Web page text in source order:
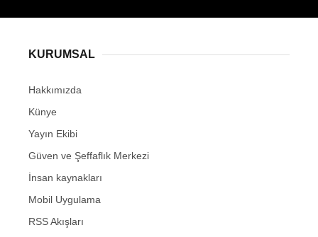
KURUMSAL
Hakkımızda
Künye
Yayın Ekibi
Güven ve Şeffaflık Merkezi
İnsan kaynakları
Mobil Uygulama
RSS Akışları